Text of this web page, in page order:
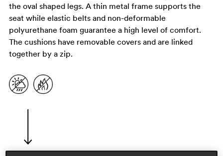
the oval shaped legs. A thin metal frame supports the
seat while elastic belts and non-deformable
polyurethane foam guarantee a high level of comfort.
The cushions have removable covers and are linked
together by a zip.